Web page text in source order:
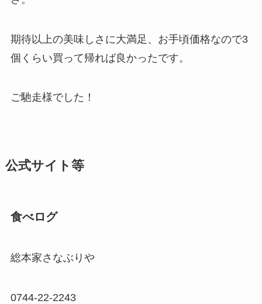
期待以上の美味しさに大満足、お手頃価格なので3
個くらい買って帰れば良かったです。
ご馳走様でした！
公式サイト等
食べログ
総本家さなぶりや
0744-22-2243